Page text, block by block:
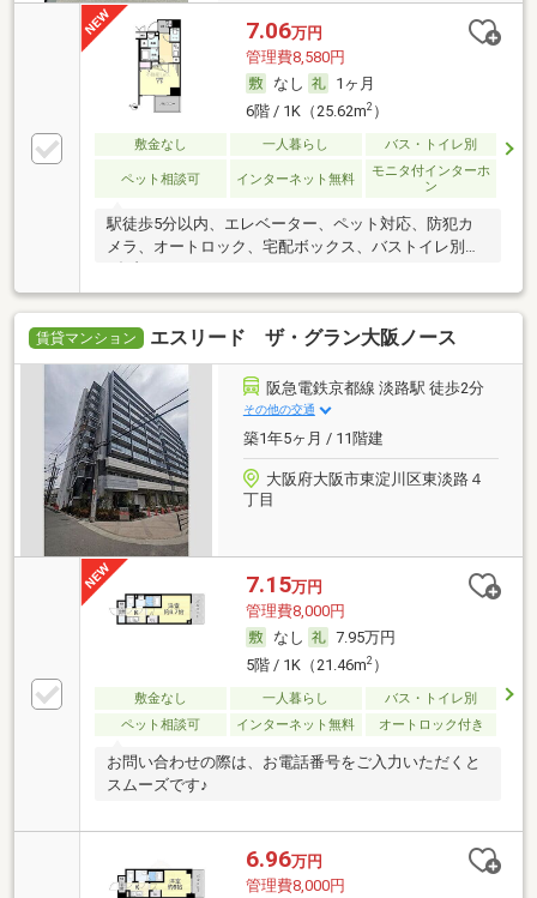
7.06万円
管理費8,580円
なし
1ヶ月
6階 / 1K（25.62m2）
敷金なし 一人暮らし バス・トイレ別
ペット相談可 インターネット無料
モニタ付インターホ
ン
駅徒歩5分以内、エレベーター、ペット対応、防犯カ
メラ、オートロック、宅配ボックス、バストイレ別、
賃貸マンション エスリード ザ・グラン大阪ノース
阪急電鉄京都線 淡路駅 徒歩2分
その他の交通
築1年5ヶ月 / 11階建
大阪府大阪市東淀川区東淡路４
丁目
7.15万円
管理費8,000円
なし
7.95万円
5階 / 1K（21.46m2）
敷金なし 一人暮らし
バス・トイレ別
ペット相談可
インターネット無料 オートロック付き
お問い合わせの際は、お電話番号をご入力いただくと
スムーズです♪
6.96万円
管理費8,000円